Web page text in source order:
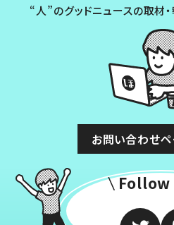
“人”のグッドニュースの取材
お問い合わせ
Follow